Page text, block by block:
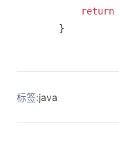
return
    }
标签:java